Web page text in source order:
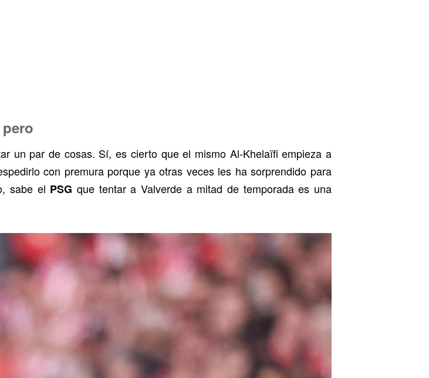
un par de cosas. Sí, es cierto que el mismo Al-Khelaïfi empieza a
con premura porque ya otras veces les ha sorprendido para
sabe el PSGque tentar a Valverde a mitad de temporada es una